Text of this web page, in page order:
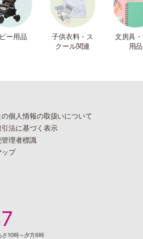
ー用品
子供衣料・ス
クール関連
文房具
用品
の個人情報の取扱いについて
法に基づく表示
理者標識
ップ
さ10時～夕方6時